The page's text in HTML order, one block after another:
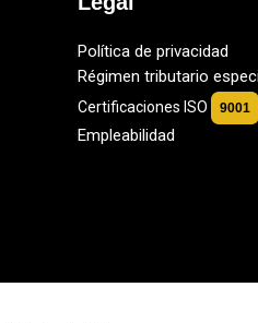
Política de privacidad
Régimen tributario
Certificaciones ISO 9001
Empleabilidad